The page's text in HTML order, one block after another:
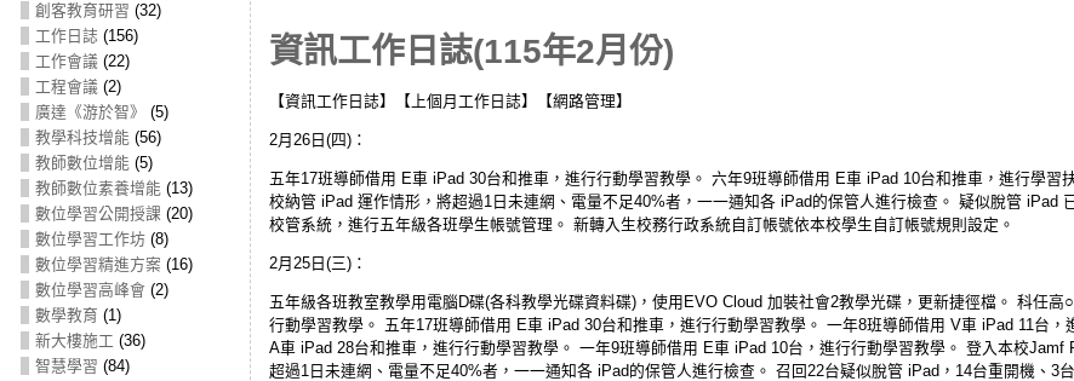
創客教育研習 (32)
工作日誌 (156)
工作會議 (22)
工程會議 (2)
廣達《游於智》
(5)
教學科技增能(56)
教師數位增能(5)
教師數位素養增能(13)
數位學習公開授課 (20)
數位學習工作坊(8)
數位學習精進方案 (16)
數位學習高峰會 (2)
數學教育 (1)
新大樓施工 (36)
智慧學習 (84)
資訊工作日誌(115年2月份)
【資訊工作日誌】【上個月工作日誌】【網路管理】
2月26日(四)：
五年17班導師借用 E車 iPad 30台和推車，進行行動學習教學。 六年9班導師借用 E車 iPad 10台和推車，進行學習
校納管 iPad 運作情形，將超過1日未連網、電量不足40%者，一一通知各 iPad的保管人進行檢查。 疑似脫管 iPad
校管系統，進行五年級各班學生帳號管理。 新轉入生校務行政系統自訂帳號依本校學生自訂帳號規則設定。
2月25日(三)：
五年級各班教室教學用電腦D碟(各科教學光碟資料碟)，使用EVO Cloud 加裝社會2教學光碟，更新捷徑檔。 科任
行動學習教學。 五年17班導師借用 E車 iPad 30台和推車，進行行動學習教學。 一年8班導師借用 V車 iPad 11台
A車 iPad 28台和推車，進行行動學習教學。 一年9班導師借用 E車 iPad 10台，進行行動學習教學。 登入本校Jamf
超過1日未連網、電量不足40%者，一一通知各 iPad的保管人進行檢查。 召回22台疑似脫管 iPad，14台重開機、3